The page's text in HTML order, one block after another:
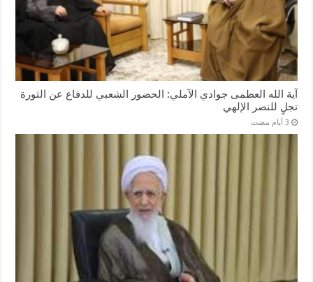
آية الله العظمى جوادي الآملي: الحضور الشعبي للدفاع عن الثورة
تجلٍ للنصر الإلهي